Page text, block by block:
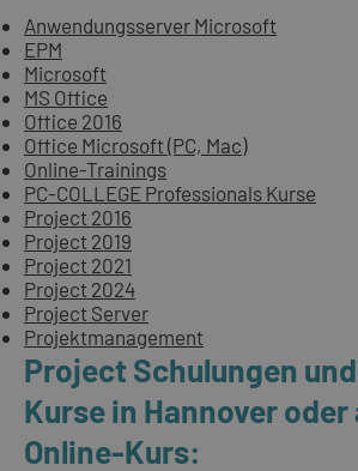
Anwendungsserver Microsoft
EPM
Microsoft
MS Office
Office 2016
Office Microsoft (PC, Mac)
Online-Trainings
PC-COLLEGE Professionals Kurse
Project 2016
Project 2019
Project 2021
Project 2024
Project Server
Projektmanagement
Project Schulungen
Kurse in Hannover oder
Online-Kurs: